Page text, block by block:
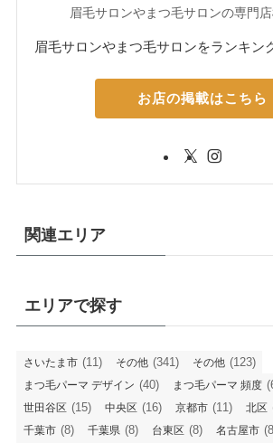
眉毛サロンやまつ毛サロンの専門
眉毛サロンやまつ毛サロンをランキン
お店の掲載はこちら
関連エリア
エリアで探す
さいたま市 (11) その他 (341) その他 (123)
まつ毛パーマ デザイン (40) まつ毛パーマ 頻度
世田谷区 (15) 中央区 (16) 京都市 (11) 北区
千葉市 (8) 千葉県 (8) 台東区 (8) 名古屋市